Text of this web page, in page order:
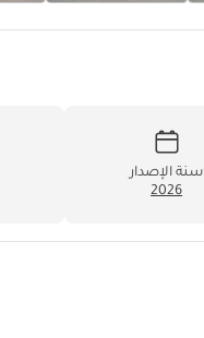
سنة الإصدار
2026